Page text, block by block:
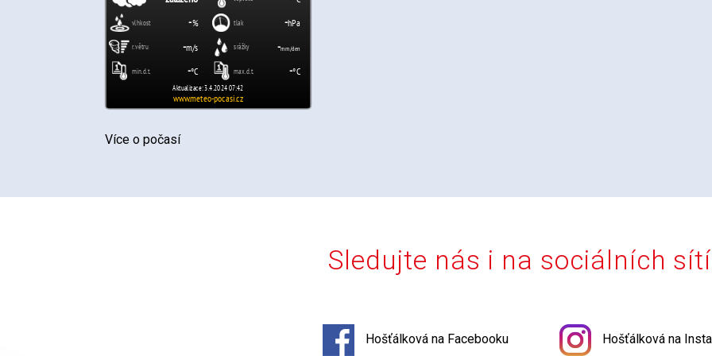
Více o počasí
Sledujte nás i na sociálních
Hošťálková na Facebooku Hošťálková na